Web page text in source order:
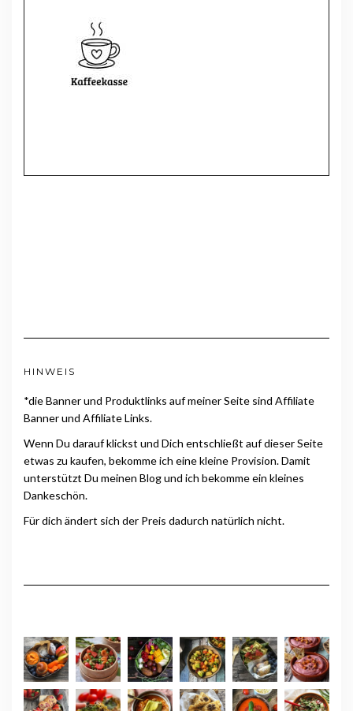
HINWEIS
*die Banner und Produktlinks auf meiner Seite sind Affiliate
Banner und Affiliate Links.
Wenn Du darauf klickst und Dich entschließt auf dieser Seite
etwas zu kaufen, bekomme ich eine kleine Provision. Damit
unterstützt Du meinen Blog und ich bekomme ein kleines
Dankeschön.
Für dich ändert sich der Preis dadurch natürlich nicht.